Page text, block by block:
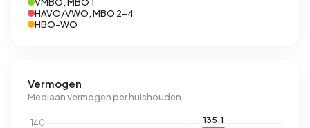
HAVO/VWO, MBO 2-4
HBO-WO
Vermogen
Mediaan vermogen per huishouden